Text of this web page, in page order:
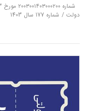
دولت / شماره 177 سال 1403